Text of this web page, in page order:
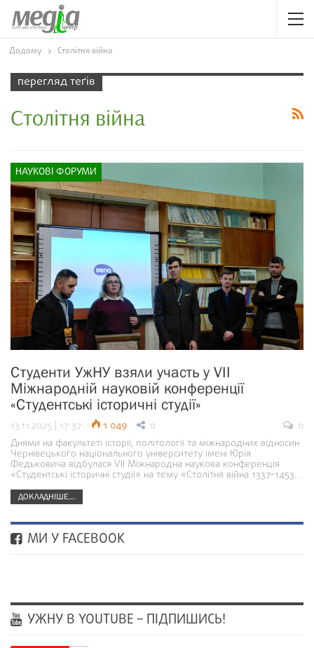
Додому Столітня війна
перегляд теґів
Столітня війна
НАУКОВІ ФОРУМИ
Студенти УжНУ взяли участь у VII
Міжнародній науковій конференції
«Студентські історичні студії»
13.11.2025 | 17:37 1 049 0
0
Днями на факультеті історії, політології та міжнародних відносин
Чернівецького національного університету імені Юрія
Федьковича відбулася VII Міжнародна наукова конференція
«Студентські історичні студії» на тему «Столітня війна 1337–1453…
ДОКЛАДНІШЕ...
МИ У FACEBOOK
УЖНУ В YOUTUBE – ПІДПИШИСЬ!